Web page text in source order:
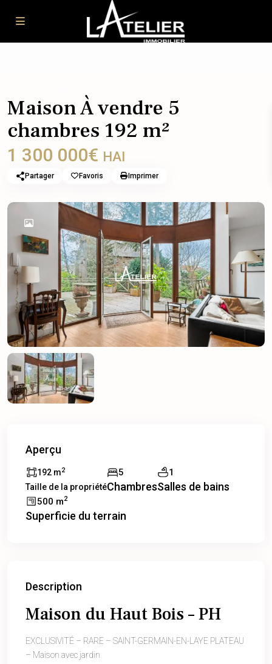
Maison À vendre 5
chambres 192 m²
1 300 000€ HAI
Partager Favoris Imprimer
Aperçu
192 m2
Taille de la propriété
5
Chambres
1
Salles de bains
500 m2
Superficie du terrain
Description
Maison du Haut Bois – PH
EXCLUSIVITÉ – RARE – SAINT-GERMAIN-EN-LAYE PLATEAU
– Maison avec jardin